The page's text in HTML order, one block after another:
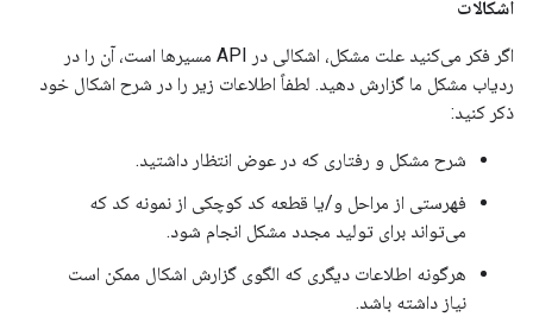
اشکالات
اگر فکر می‌کنید علت مشکل، اشکالی در API مسیرها است، آن را در
ردیاب مشکل ما گزارش دهید. لطفاً اطلاعات زیر را در شرح اشکال خود
ذکر کنید:
شرح مشکل و رفتاری که در عوض انتظار داشتید.
فهرستی از مراحل و/یا قطعه کد کوچکی از نمونه کد که
می‌تواند برای تولید مجدد مشکل انجام شود.
هرگونه اطلاعات دیگری که الگوی گزارش اشکال ممکن است
نیاز داشته باشد.